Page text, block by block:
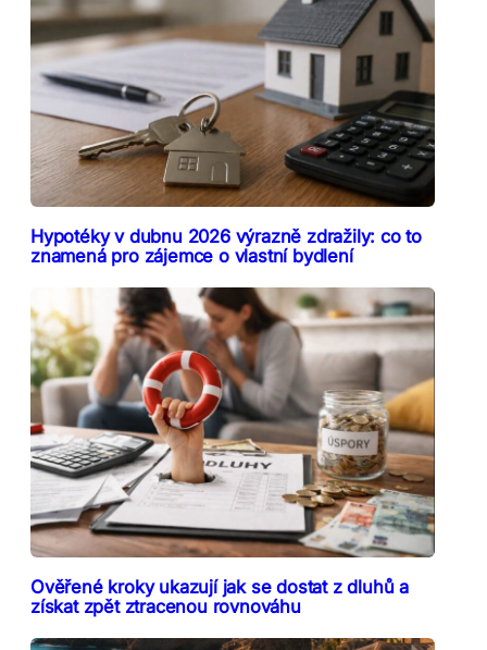
Hypotéky v dubnu 2026 výrazně zdražily: co to
znamená pro zájemce o vlastní bydlení
Ověřené kroky ukazují jak se dostat z dluhů a
získat zpět ztracenou rovnováhu